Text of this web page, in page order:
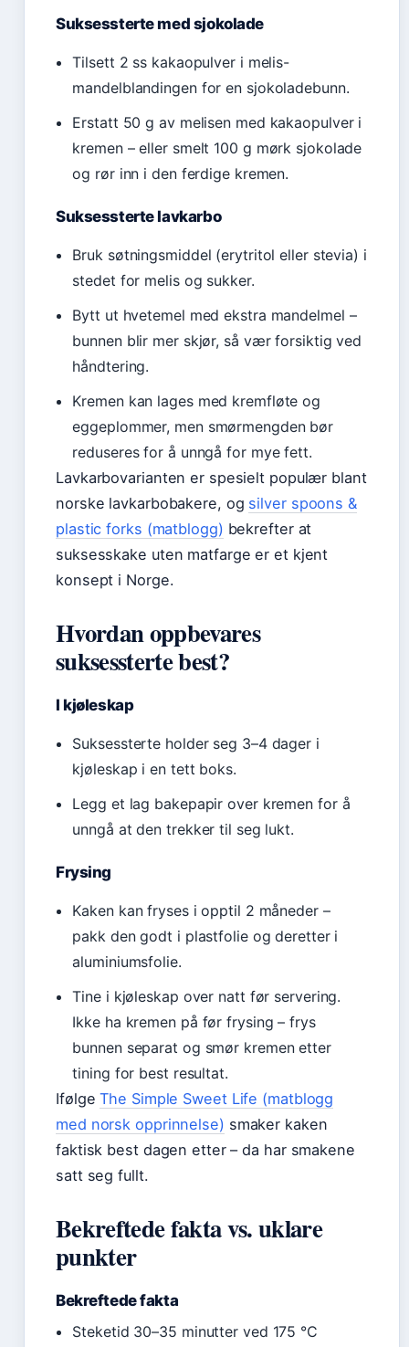
Suksessterte med sjokolade
Tilsett 2 ss kakaopulver i melis-
mandelblandingen for en sjokoladebunn.
Erstatt 50 g av melisen med kakaopulver i
kremen – eller smelt 100 g mørk sjokolade
og rør inn i den ferdige kremen.
Suksessterte lavkarbo
Bruk søtningsmiddel (erytritol eller stevia) i
stedet for melis og sukker.
Bytt ut hvetemel med ekstra mandelmel –
bunnen blir mer skjør, så vær forsiktig ved
håndtering.
Kremen kan lages med kremfløte og
eggeplommer, men smørmengden bør
reduseres for å unngå for mye fett.
Lavkarbovarianten er spesielt populær blant
norske lavkarbobakere, og silver spoons &
plastic forks (matblogg) bekrefter at
suksesskake uten matfarge er et kjent
konsept i Norge.
Hvordan oppbevares
suksessterte best?
I kjøleskap
Suksessterte holder seg 3–4 dager i
kjøleskap i en tett boks.
Legg et lag bakepapir over kremen for å
unngå at den trekker til seg lukt.
Frysing
Kaken kan fryses i opptil 2 måneder –
pakk den godt i plastfolie og deretter i
aluminiumsfolie.
Tine i kjøleskap over natt før servering.
Ikke ha kremen på før frysing – frys
bunnen separat og smør kremen etter
tining for best resultat.
IfølgeThe Simple Sweet Life (matblogg
med norsk opprinnelse) smaker kaken
faktisk best dagen etter – da har smakene
satt seg fullt.
Bekreftede fakta vs. uklare
punkter
Bekreftede fakta
Steketid 30–35 minutter ved 175 °C